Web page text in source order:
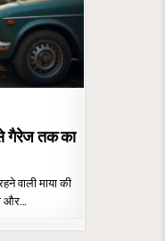
से गैरेज तक का
वाली माया की
और…